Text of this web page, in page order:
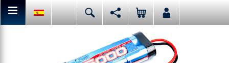
English Español
Puedes compartir esta página o darle a "me gusta".